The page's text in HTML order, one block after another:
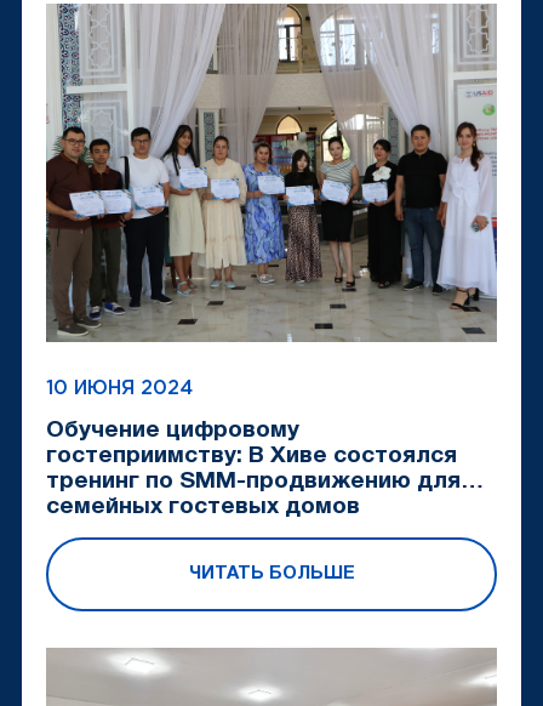
10 ИЮНЯ 2024
Обучение цифровому
гостеприимству: В Хиве состоялся
тренинг по SMM-продвижению для
семейных гостевых домов
ЧИТАТЬ БОЛЬШЕ